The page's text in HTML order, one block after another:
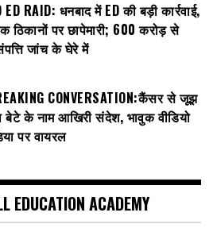
ED RAID: धनबाद में ED की बड़ी कार्रवाई,
ठिकानों पर छापेमारी; 600 करोड़ से
जांच के घेरे में
CONVERSATION:कैंसर से जूझ
बेटे के नाम आखिरी संदेश, भावुक वीडियो
पर वायरल
EDUCATION ACADEMY